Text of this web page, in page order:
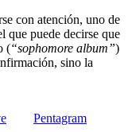
con atención, uno de
que puede decirse que
(“sophomore album”)
sino la
Pentagram